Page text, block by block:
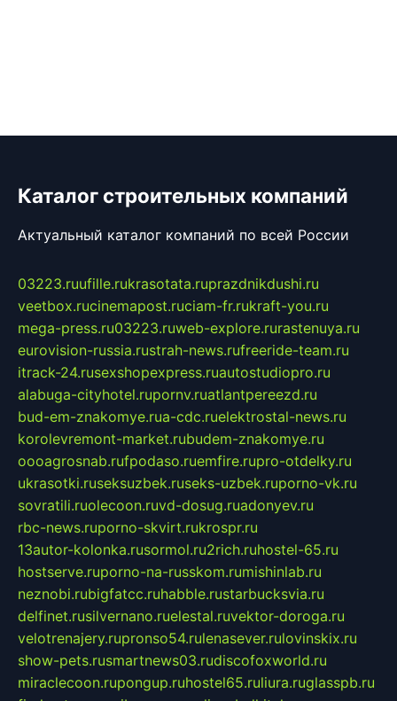
Каталог строительных компаний
Актуальный каталог компаний по всей России
03223.ruufille.rukrasotata.ruprazdnikdushi.ru
veetbox.rucinemapost.ruciam-fr.rukraft-you.ru
mega-press.ru03223.ruweb-explore.rurastenuya.ru
eurovision-russia.rustrah-news.rufreeride-team.ru
itrack-24.rusexshopexpress.ruautostudiopro.ru
alabuga-cityhotel.rupornv.ruatlantpereezd.ru
bud-em-znakomye.rua-cdc.ruelektrostal-news.ru
korolevremont-market.rubudem-znakomye.ru
oooagrosnab.rufpodaso.ruemfire.rupro-otdelky.ru
ukrasotki.ruseksuzbek.ruseks-uzbek.ruporno-vk.ru
sovratili.ruolecoon.ruvd-dosug.ruadonyev.ru
rbc-news.ruporno-skvirt.rukrospr.ru
13autor-kolonka.rusormol.ru2rich.ruhostel-65.ru
hostserve.ruporno-na-russkom.rumishinlab.ru
neznobi.rubigfatcc.ruhabble.rustarbucksvia.ru
delfinet.rusilvernano.ruelestal.ruvektor-doroga.ru
velotrenajery.rupronso54.rulenasever.rulovinskix.ru
show-pets.rusmartnews03.rudiscofoxworld.ru
miraclecoon.rupongup.ruhostel65.ruliura.ruglasspb.ru